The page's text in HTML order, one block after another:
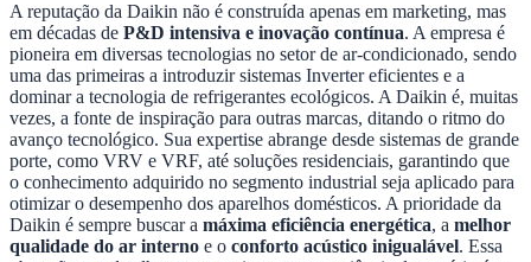
A reputação da Daikin não é construída apenas em marketing, mas
em décadas de P&D intensiva e inovação contínua. A empresa é
pioneira em diversas tecnologias no setor de ar-condicionado, sendo
uma das primeiras a introduzir sistemas Inverter eficientes e a
dominar a tecnologia de refrigerantes ecológicos. A Daikin é, muitas
vezes, a fonte de inspiração para outras marcas, ditando o ritmo do
avanço tecnológico. Sua expertise abrange desde sistemas de grande
porte, como VRV e VRF, até soluções residenciais, garantindo que
o conhecimento adquirido no segmento industrial seja aplicado para
otimizar o desempenho dos aparelhos domésticos. A prioridade da
Daikin é sempre buscar a máxima eficiência energética, a melhor
qualidade do ar interno e o conforto acústico inigualável. Essa